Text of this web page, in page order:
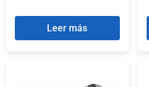
Leer más